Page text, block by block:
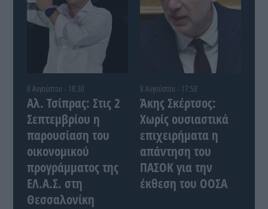
8 Αυγούστου - 18:30
Αλ. Τσίπρας: Στις 2
Σεπτεμβρίου η
παρουσίαση του
οικονομικού
προγράμματος της
ΕΛ.Α.Σ. στη
Θεσσαλονίκη
8 Αυγούστου - 17:58
Άκης Σκέρτσος:
Χωρίς ουσιαστικά
επιχειρήματα η
απάντηση του
ΠΑΣΟΚ για την
έκθεση του ΟΟΣΑ